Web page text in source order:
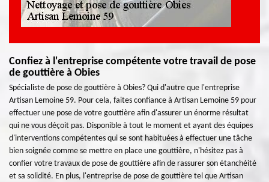
Confiez à l'entreprise compétente votre travail de pose
de gouttière à Obies
Spécialiste de pose de gouttière à Obies? Qui d'autre que l'entreprise
Artisan Lemoine 59. Pour cela, faites confiance à Artisan Lemoine 59 pour
effectuer une pose de votre gouttière afin d'assurer un énorme résultat
qui ne vous déçoit pas. Disponible à tout le moment et ayant des équipes
d'interventions compétentes qui se sont habituées à effectuer une tâche
bien soignée comme se mettre en place une gouttière, n'hésitez pas à
confier votre travaux de pose de gouttière afin de rassurer son étanchéité
et sa solidité. En plus, l'entreprise de pose de gouttière tel que Artisan